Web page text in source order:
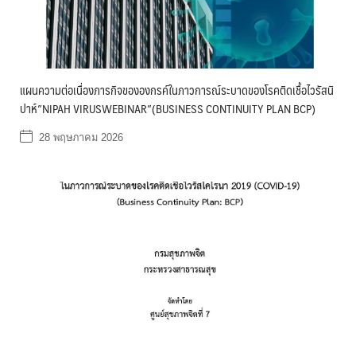
แผนความต่อเนื่องภารกิจขององกรค์ในภาวการณ์ระบาดของโรคติดเชื้อไวรัสนิ
ปาห์”NIPAH VIRUSWEBINAR”(BUSINESS CONTINUITY PLAN BCP)
28 พฤษภาคม 2026